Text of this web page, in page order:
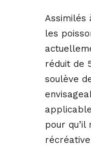
Assimilés
les
réduit de
soulève
pour